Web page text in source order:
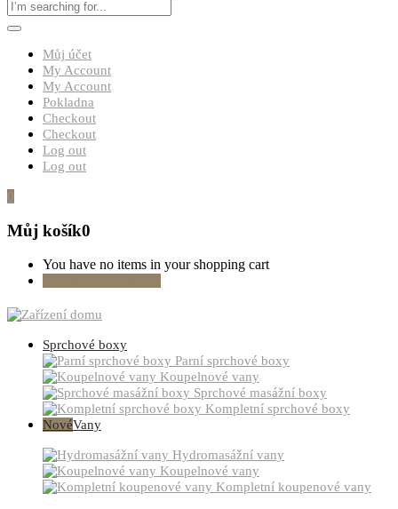
Můj účet
My Account
My Account
Pokladna
Checkout
Checkout
Log out
Log out
0
Můj košík0
You have no items in your shopping cart
Sprchové boxy
Parní sprchové boxy
Koupelnové vany
Sprchové masážní boxy
Kompletní sprchové boxy
NovéVany
Hydromasážní vany
Koupelnové vany
Kompletní koupenové vany